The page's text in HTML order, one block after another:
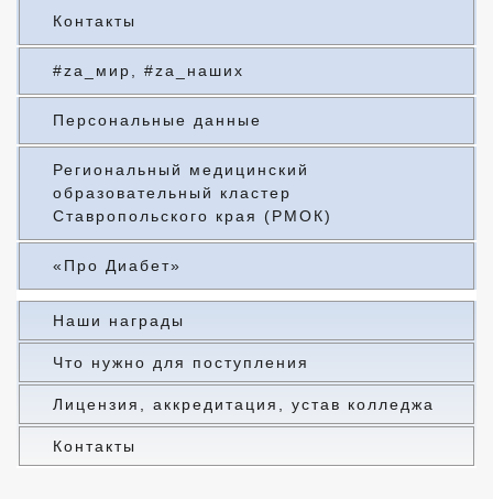
Контакты
#za_мир, #za_наших
Персональные данные
Региональный медицинский
образовательный кластер
Ставропольского края (РМОК)
«Про Диабет»
Наши награды
Что нужно для поступления
Лицензия, аккредитация, устав колледжа
Контакты